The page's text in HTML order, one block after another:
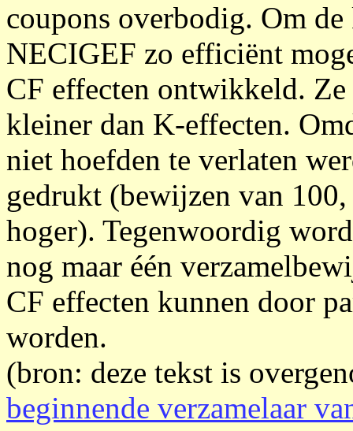
coupons overbodig. Om
NECIGEF zo efficiënt
CF effecten ontwikkeld.
kleiner dan K-effecten.
niet hoefden te verlaten
gedrukt (bewijzen van
hoger). Tegenwoordig
nog maar één
CF effecten kunnen door
worden.
(bron: deze tekst is
beginnende verzamelaar